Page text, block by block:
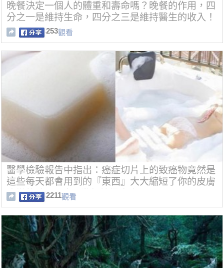
晚餐決定一個人的體重和壽命嗎？晚餐的作用，四
分之一是維持生命，四分之三是維持醫生的收入！
253觀看
醫學檢驗報告中指出：癌症切片上的致癌物竟然是
這些每天都會用到的『東西』大大縮短了你的皮膚
病變的時間...才用幾年就得癌症
2211觀看